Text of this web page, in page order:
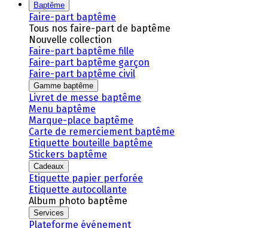
Baptême
Faire-part baptême
Tous nos faire-part de baptême
Nouvelle collection
Faire-part baptême fille
Faire-part baptême garçon
Faire-part baptême civil
Gamme baptême
Livret de messe baptême
Menu baptême
Marque-place baptême
Carte de remerciement baptême
Etiquette bouteille baptême
Stickers baptême
Cadeaux
Etiquette papier perforée
Etiquette autocollante
Album photo baptême
Services
Plateforme événement